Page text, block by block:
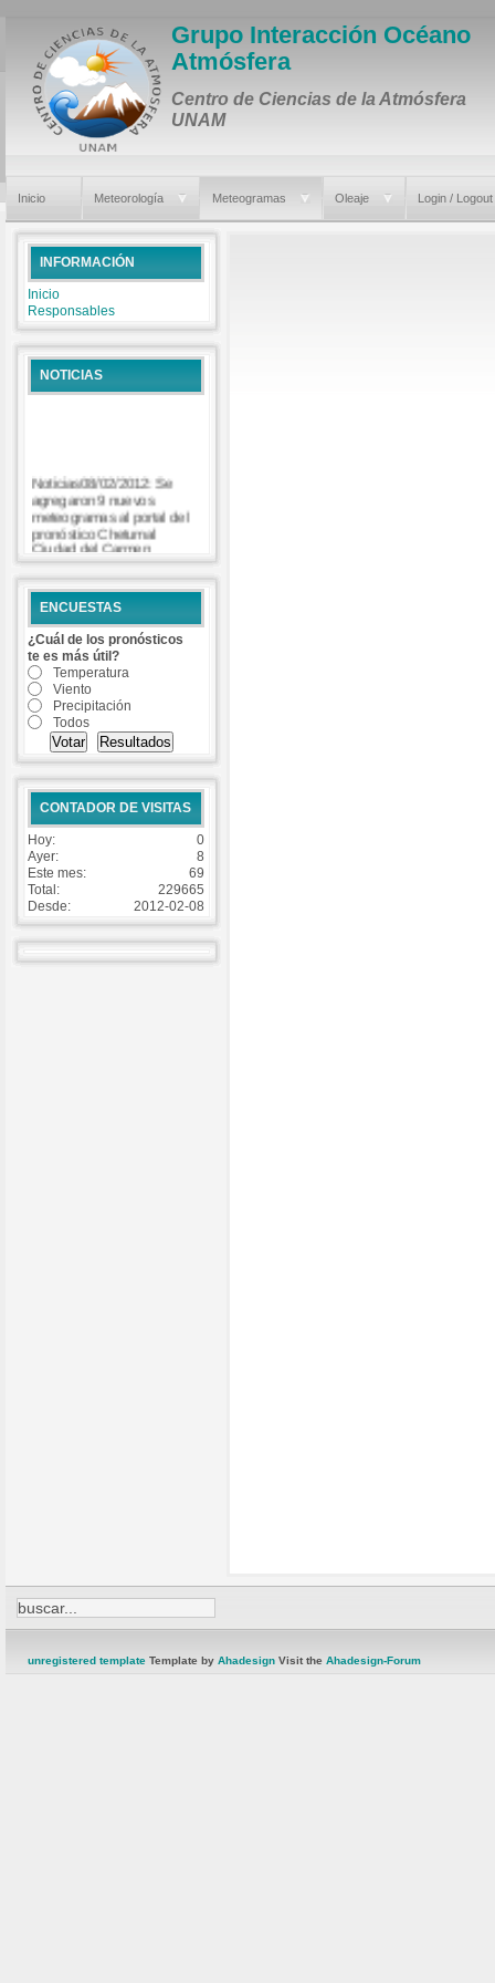
Grupo Interacción Océano
Atmósfera
Centro de Ciencias de la Atmósfera
UNAM
Inicio Meteorología Meteogramas Oleaje Login / Logout
INFORMACIÓN
Inicio
Responsables
NOTICIAS
Noticias08/02/2012: Se
agregaron 9 nuevos
meteogramas al portal del
pronóstico Chetumal
Ciudad del Carmen
Coatzacoalcos Cozumel
Isla Mujeres Matamoros
Progreso Tuxpan Veracruz
Read more...
ENCUESTAS
¿Cuál de los pronósticos
te es más útil?
Temperatura
Viento
Precipitación
Todos
CONTADOR DE VISITAS
Hoy:
0
Ayer:
8
Este mes:
69
Total:
229665
Desde:
2012-02-08
unregistered template Template by Ahadesign Visit the Ahadesign-Forum